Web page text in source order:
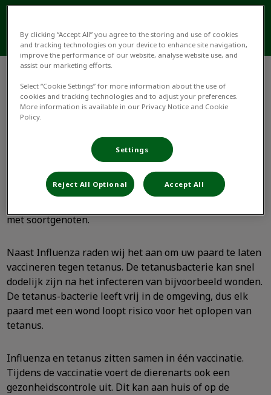
Er zijn verschillende vaccins beschikbaar om uw paard
te beschermen. Per paard kan het verschillen welke
evenementen is het verplicht om uw paard te laten
vaccineren tegen influenza. Ook paarden die niet op
wedstrijden of evenementen komen raden wij aan om te
vaccineren, dit omdat influenza erg besmettelijk is en
met soortgenoten.
Naast Influenza raden wij het aan om uw paard te laten
vaccineren tegen tetanus. De tetanusbacterie kan snel
dodelijk zijn na het infecteren van bijvoorbeeld wonden.
De tetanus-bacterie leeft vrij in de omgeving, dus elk
paard met een wond loopt risico voor het oplopen van
tetanus.
Influenza en tetanus zitten samen in één vaccinatie.
Tijdens de vaccinatie voert de dierenarts ook een
gezonheidscontrole uit. Dit kan aan huis of op de
By clicking “Accept All” you agree to the storing and use of cookies
and tracking technologies on your device to enhance site navigation,
improve the performance of our website, analyse website use, and
assist our marketing efforts.
Select “Cookie Settings” for more information about the use of
cookies and tracking technologies and to adjust your preferences.
More information is available in our Privacy Notice and Cookie
Policy.
Settings
Reject All Optional Accept All